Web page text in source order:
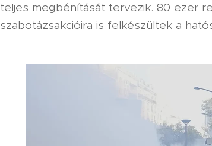
teljes megbénítását tervezik. 80 ezer
szabotázsakcióira is felkészültek a